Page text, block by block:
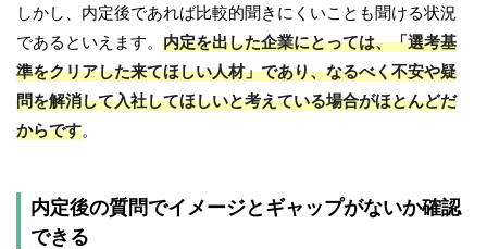
しかし、内定後であれば比較的聞きにくいことも聞ける状況
であるといえます。 内定を出した企業にとっては、「選考基
準をクリアした来てほしい人材」であり、なるべく不安や疑
問を解消して入社してほしいと考えている場合がほとんどだ
からです。
内定後の質問でイメージとギャップがないか確認
できる